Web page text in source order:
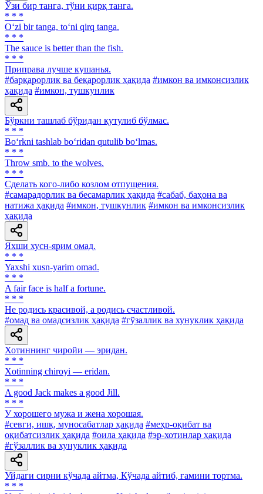
Ўзи бир танга, тўни қирқ танга.
* * *
O‘zi bir tanga, to‘ni qirq tanga.
* * *
The sauce is better than the fish.
* * *
Приправа лучше кушанья.
#барқарорлик ва беқарорлик ҳақида #имкон ва имконсизлик
ҳақида #имкон, тушкунлик
Бўркни ташлаб бўридан қутулиб бўлмас.
* * *
Bo‘rkni tashlab bo‘ridan qutulib bo‘lmas.
* * *
Throw smb. to the wolves.
* * *
Сделать кого-либо козлом отпущения.
#самарадорлик ва бесамарлик ҳақида #сабаб, баҳона ва
натижа ҳақида #имкон, тушкунлик #имкон ва имконсизлик
ҳақида
Яхши хусн-ярим омад.
* * *
Yaxshi xusn-yarim omad.
* * *
A fair face is half a fortune.
* * *
He родись красивой, а родись счастливой.
#омад ва омадсизлик ҳақида #гўзаллик ва хунуклик ҳақида
Хотиннинг чиройи — эридан.
* * *
Xotinning chiroyi — eridan.
* * *
A good Jack makes a good Jill.
* * *
У хорошего мужа и жена хорошая.
#севги, ишқ, муносабатлар ҳақида #меҳр-оқибат ва
оқибатсизлик ҳақида #оила ҳақида #эр-хотинлар ҳақида
#гўзаллик ва хунуклик ҳақида
Уйдаги сирни кўчада айтма, Кўчада айтиб, ғамини тортма.
* * *